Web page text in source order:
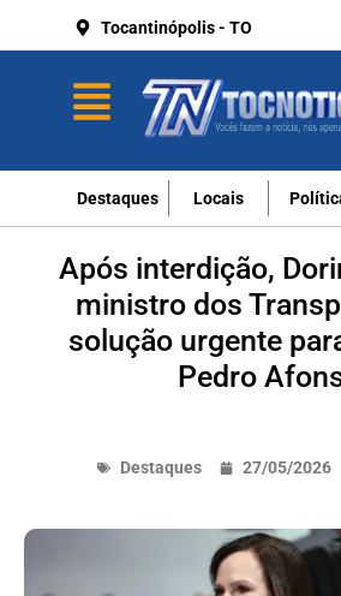
Tocantinópolis - TO
Destaques Locais
Após interdição,
ministro dos
solução urgente
Pedro
Destaques 27/05/2026